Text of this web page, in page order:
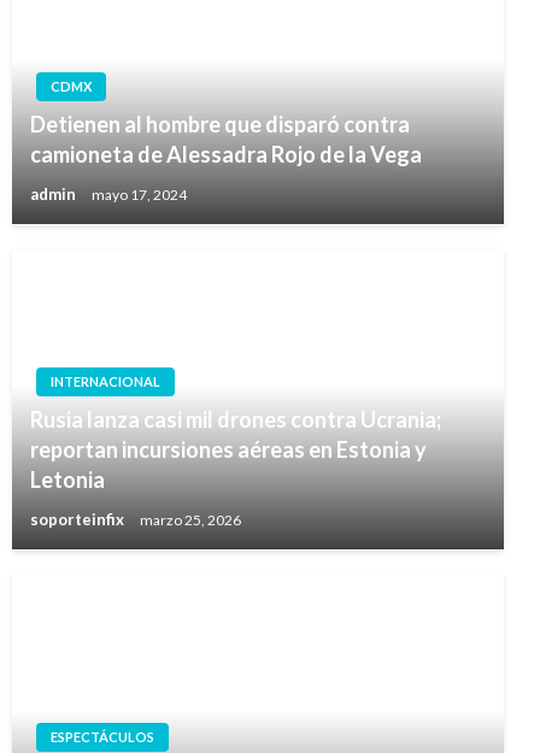
CDMX
Detienen al hombre que disparó contra
camioneta de Alessadra Rojo de la Vega
admin mayo 17, 2024
INTERNACIONAL
Rusia lanza casi mil drones contra Ucrania;
reportan incursiones aéreas en Estonia y
Letonia
soporteinfix marzo 25, 2026
ESPECTÁCULOS